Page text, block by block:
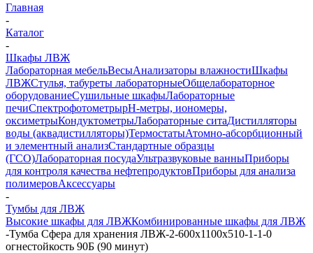
Главная
-
Каталог
-
Шкафы ЛВЖ
Лабораторная мебельВесыАнализаторы влажностиШкафы
ЛВЖСтулья, табуреты лабораторныеОбщелабораторное
оборудованиеСушильные шкафыЛабораторные
печиСпектрофотометрыpH-метры, иономеры,
оксиметрыКондуктометрыЛабораторные ситаДистилляторы
воды (аквадистилляторы)ТермостатыАтомно-абсорбционный
и элементный анализСтандартные образцы
(ГСО)Лабораторная посудаУльтразвуковые ванныПриборы
для контроля качества нефтепродуктовПриборы для анализа
полимеровАксессуары
-
Тумбы для ЛВЖ
Высокие шкафы для ЛВЖКомбинированные шкафы для ЛВЖ
-Тумба Сфера для хранения ЛВЖ-2-600x1100x510-1-1-0
огнестойкость 90Б (90 минут)